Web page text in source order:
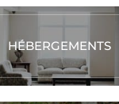
HÉBERGEMENTS